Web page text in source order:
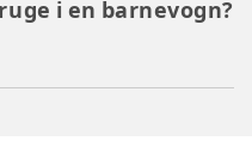
i en barnevogn?